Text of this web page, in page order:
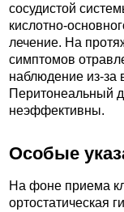
сосудистой
кислотно-
лечение. На
симптомов
наблюдение из-за
Перитонеальный
неэффективны.
Особые
На фоне приема
ортостатическая